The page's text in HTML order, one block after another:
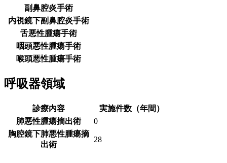
副鼻腔炎手術
内視鏡下副鼻腔炎手術
舌悪性腫瘍手術
咽頭悪性腫瘍手術
喉頭悪性腫瘍手術
呼吸器領域
診療内容
実施件数（年間）
肺悪性腫瘍摘出術
0
胸腔鏡下肺悪性腫瘍摘
出術
28